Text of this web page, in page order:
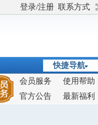
登录/注册 联系方式
快捷导航
会员服务
使用帮助
官方公告
最新福利